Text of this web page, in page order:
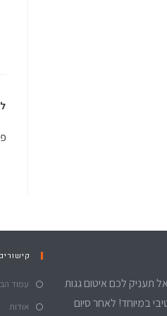
תעניק לכם איטום גגות
במיוחד! לאחר סיום
קישורים
עמוד
אודות